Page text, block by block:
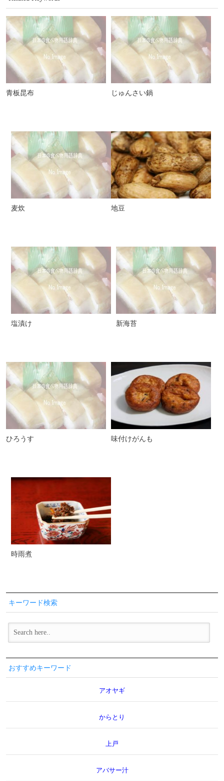
青板昆布 じゅんさい鍋
麦炊 地豆
塩漬け 新海苔
ひろうす 味付けがんも
時雨煮
キーワード検索
おすすめキーワード
アオヤギ
からとり
上戸
アバサー汁